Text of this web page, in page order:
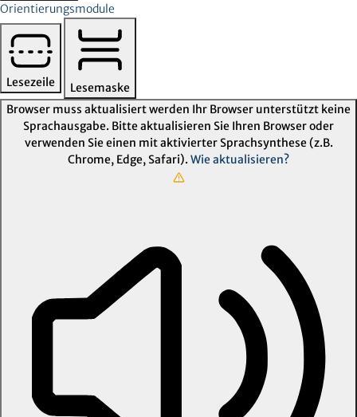
Orientierungsmodule
Lesezeile
Lesemaske
Browser muss aktualisiert werden Ihr Browser unterstützt keine
Sprachausgabe. Bitte aktualisieren Sie Ihren Browser oder
verwenden Sie einen mit aktivierter Sprachsynthese (z.B.
Chrome, Edge, Safari). Wie aktualisieren?